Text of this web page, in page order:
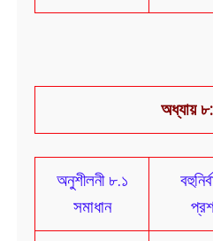
অধ্যায়
অনুশীলনী ৮.১
সমাধান